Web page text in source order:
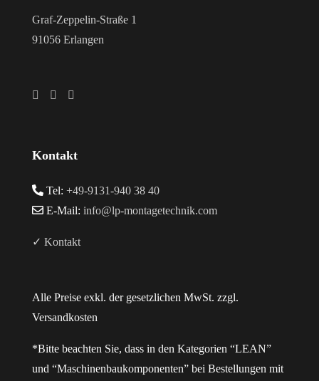
Graf-Zeppelin-Straße 1
91056 Erlangen
Kontakt
Tel: +49-9131-940 38 40
E-Mail: info@lp-montagetechnik.com
✓ Kontakt
Alle Preise exkl. der gesetzlichen MwSt. zzgl.
Versandkosten
*Bitte beachten Sie, dass in den Kategorien “LEAN”
und “Maschinenbaukomponenten” bei Bestellungen mit